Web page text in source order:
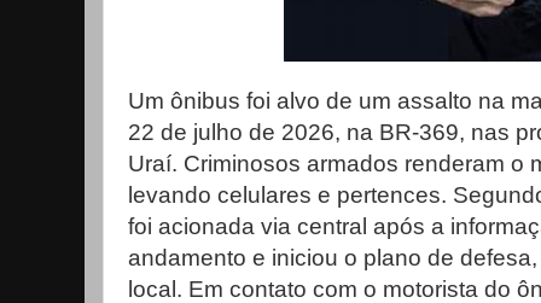
Um ônibus foi alvo de um assalto na
22 de julho de 2026, na BR-369, nas
Uraí. Criminosos armados renderam o
levando celulares e pertences.
foi acionada via central após a
andamento e iniciou o plano de
local. Em contato com o motorista do